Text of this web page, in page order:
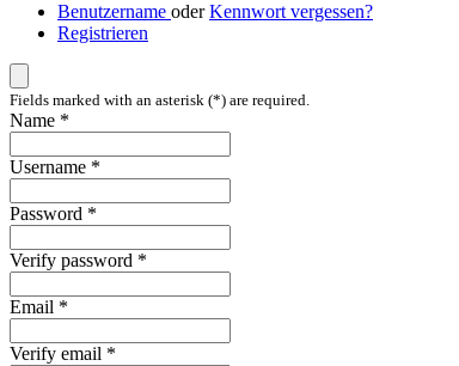
Benutzername oderKennwort vergessen?
Registrieren
Fields marked with an asterisk (*) are required.
Name *
Username *
Password *
Verify password *
Email *
Verify email *